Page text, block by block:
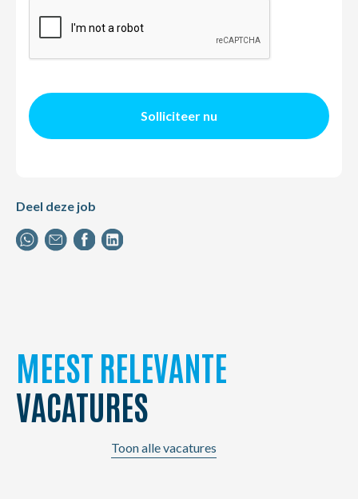
Solliciteer nu
Deel deze job
MEEST RELEVANTE
VACATURES
Toon alle vacatures